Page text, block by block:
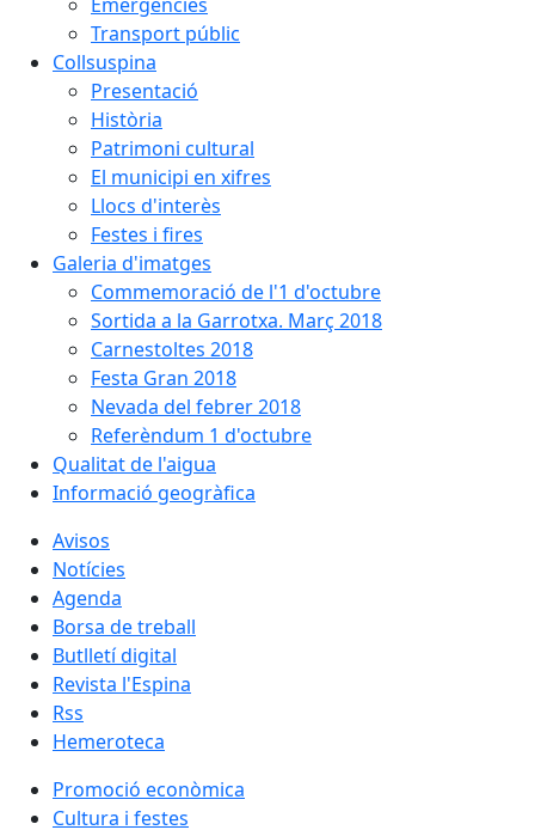
Transport públic
Collsuspina
Presentació
Història
Patrimoni cultural
El municipi en xifres
Llocs d'interès
Festes i fires
Galeria d'imatges
Commemoració de l'1 d'octubre
Sortida a la Garrotxa. Març 2018
Carnestoltes 2018
Festa Gran 2018
Nevada del febrer 2018
Referèndum 1 d'octubre
Qualitat de l'aigua
Informació geogràfica
Avisos
Notícies
Agenda
Borsa de treball
Butlletí digital
Revista l'Espina
Rss
Hemeroteca
Promoció econòmica
Cultura i festes